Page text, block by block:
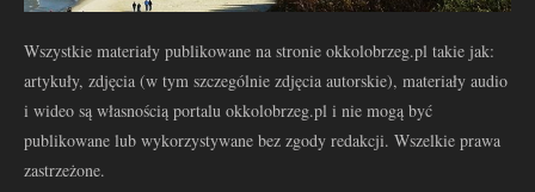
Wszystkie materiały publikowane na stronie okkolobrzeg.pl takie jak:
artykuły, zdjęcia (w tym szczególnie zdjęcia autorskie), materiały audio
i wideo są własnością portalu okkolobrzeg.pl i nie mogą być
publikowane lub wykorzystywane bez zgody redakcji. Wszelkie prawa
zastrzeżone.